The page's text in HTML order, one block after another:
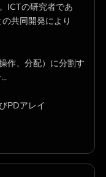
ICTの研究者であ
共同開発により
作、分配）に分割す
PDアレイ